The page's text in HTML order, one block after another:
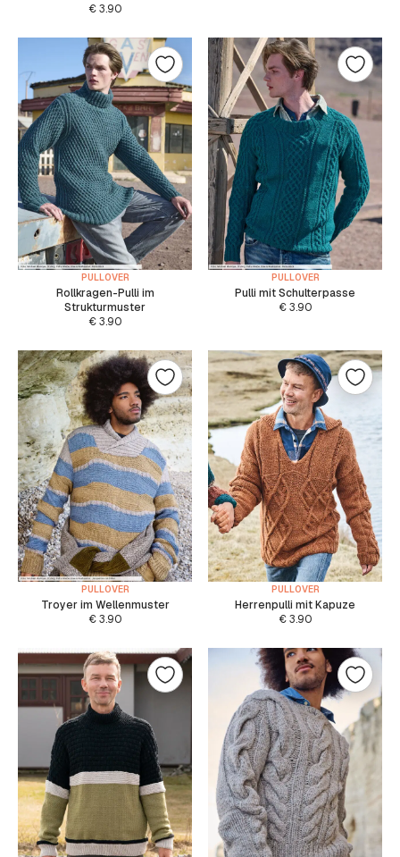
€3.90
PULLOVER
Rollkragen-Pulli im
Strukturmuster
€3.90
PULLOVER
Pulli mit Schulterpasse
€3.90
PULLOVER
Troyer im Wellenmuster
€3.90
PULLOVER
Herrenpulli mit Kapuze
€3.90